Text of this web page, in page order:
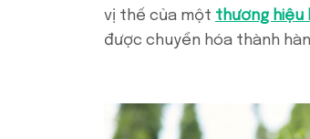
vị thế của một thương hiệu
được chuyển hóa thành